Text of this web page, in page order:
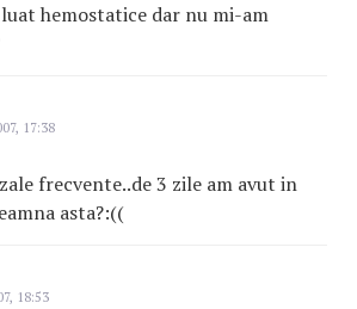
hemostatice dar nu mi-am
17:38
frecvente..de 3 zile am avut in
asta?:((
18:53